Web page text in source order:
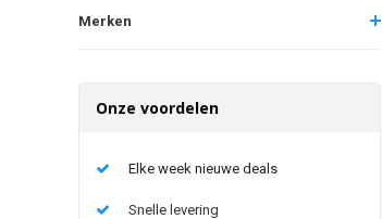
Merken
Onze voordelen
Elke week nieuwe deals
Snelle levering